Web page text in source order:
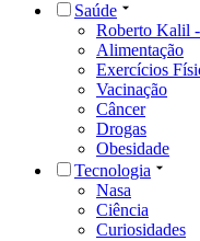
Saúde
Roberto Kalil
Alimentação
Exercícios
Vacinação
Câncer
Drogas
Obesidade
Tecnologia
Nasa
Ciência
Curiosidades